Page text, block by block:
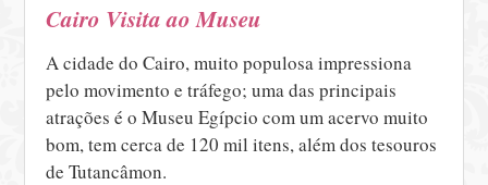
Cairo Visita ao Museu
A cidade do Cairo, muito populosa impressiona
pelo movimento e tráfego; uma das principais
atrações é o Museu Egípcio com um acervo muito
bom, tem cerca de 120 mil itens, além dos tesouros
de Tutancâmon.